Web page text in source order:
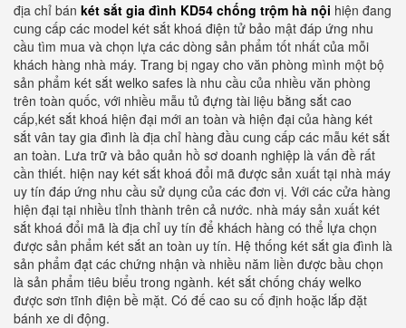
địa chỉ bán két sắt gia đình KD54 chống trộm hà nội hiện đang
cung cấp các model két sắt khoá điện tử bảo mật đáp ứng nhu
cầu tìm mua và chọn lựa các dòng sản phẩm tốt nhất của mỗi
khách hàng nhà máy. Trang bị ngay cho văn phòng mình một bộ
sản phẩm két sắt welko safes là nhu cầu của nhiều văn phòng
trên toàn quốc, với nhiều mẫu tủ đựng tài liệu bằng sắt cao
cấp,két sắt khoá hiện đại mới an toàn và hiện đại của hàng két
sắt vân tay gia đình là địa chỉ hàng đầu cung cấp các mẫu két sắt
an toàn. Lưa trữ và bảo quản hồ sơ doanh nghiệp là vấn đề rất
cần thiết. hiện nay két sắt khoá đổi mã được sản xuất tại nhà máy
uy tín đáp ứng nhu cầu sử dụng của các đơn vị. Với các cửa hàng
hiện đại tại nhiều tỉnh thành trên cả nước. nhà máy sản xuất két
sắt khoá đổi mã là địa chỉ uy tín để khách hàng có thể lựa chọn
được sản phẩm két sắt an toàn uy tín. Hệ thống két sắt gia đình là
sản phẩm đạt các chứng nhận và nhiều năm liền được bầu chọn
là sản phẩm tiêu biểu trong ngành. két sắt chống cháy welko
được sơn tĩnh điện bề mặt. Có đế cao su cố định hoặc lắp đặt
bánh xe di động.